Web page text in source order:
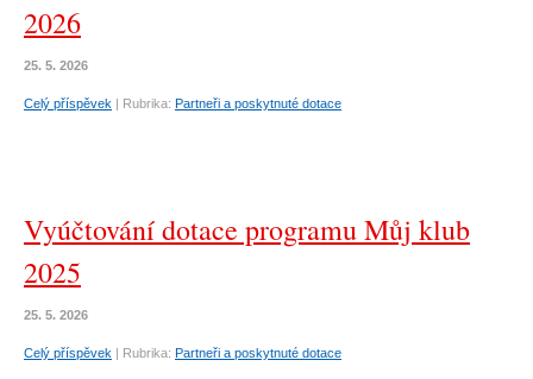
2026
25. 5. 2026
Celý příspěvek | Rubrika: Partneři a poskytnuté dotace
Vyúčtování dotace programu Můj klub
2025
25. 5. 2026
Celý příspěvek | Rubrika: Partneři a poskytnuté dotace